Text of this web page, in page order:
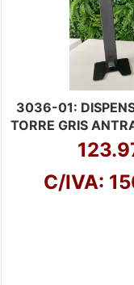
3036-01:
TORRE GRIS
C/IVA: